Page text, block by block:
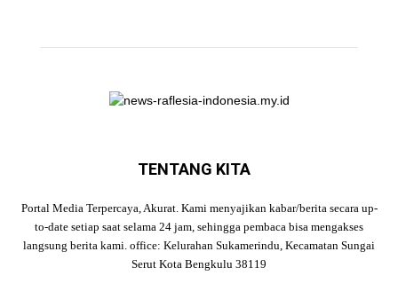
TENTANG KITA
Portal Media Terpercaya, Akurat. Kami menyajikan kabar/berita secara up-
to-date setiap saat selama 24 jam, sehingga pembaca bisa mengakses
langsung berita kami. office: Kelurahan Sukamerindu, Kecamatan Sungai
Serut Kota Bengkulu 38119